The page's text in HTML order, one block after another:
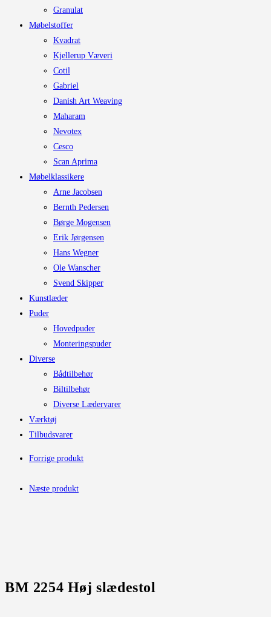
Granulat
Møbelstoffer
Kvadrat
Kjellerup Væveri
Cotil
Gabriel
Danish Art Weaving
Maharam
Nevotex
Cesco
Scan Aprima
Møbelklassikere
Arne Jacobsen
Bernth Pedersen
Børge Mogensen
Erik Jørgensen
Hans Wegner
Ole Wanscher
Svend Skipper
Kunstlæder
Puder
Hovedpuder
Monteringspuder
Diverse
Bådtilbehør
Biltilbehør
Diverse Lædervarer
Værktøj
Tilbudsvarer
Forrige produkt
Næste produkt
BM 2254 Høj slædestol